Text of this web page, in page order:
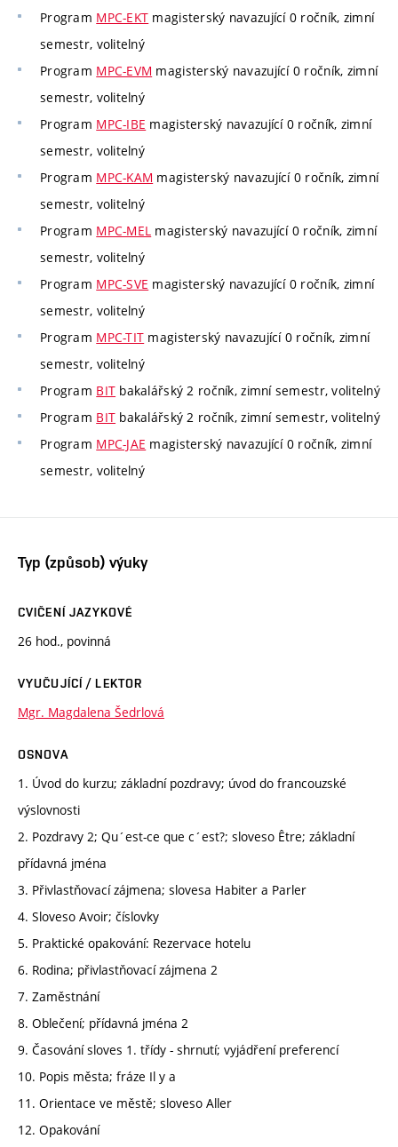
Program MPC-EKT magisterský navazující 0 ročník, zimní
semestr, volitelný
Program MPC-EVM magisterský navazující 0 ročník, zimní
semestr, volitelný
Program MPC-IBE magisterský navazující 0 ročník, zimní
semestr, volitelný
Program MPC-KAM magisterský navazující 0 ročník, zimní
semestr, volitelný
Program MPC-MEL magisterský navazující 0 ročník, zimní
semestr, volitelný
Program MPC-SVE magisterský navazující 0 ročník, zimní
semestr, volitelný
Program MPC-TIT magisterský navazující 0 ročník, zimní
semestr, volitelný
Program BIT bakalářský 2 ročník, zimní semestr, volitelný
Program BIT bakalářský 2 ročník, zimní semestr, volitelný
Program MPC-JAE magisterský navazující 0 ročník, zimní
semestr, volitelný
Typ (způsob) výuky
CVIČENÍ JAZYKOVÉ
26 hod., povinná
VYUČUJÍCÍ / LEKTOR
Mgr. Magdalena Šedrlová
OSNOVA
1. Úvod do kurzu; základní pozdravy; úvod do francouzské
výslovnosti
2. Pozdravy 2; Qu´est-ce que c´est?; sloveso Être; základní
přídavná jména
3. Přivlastňovací zájmena; slovesa Habiter a Parler
4. Sloveso Avoir; číslovky
5. Praktické opakování: Rezervace hotelu
6. Rodina; přivlastňovací zájmena 2
7. Zaměstnání
8. Oblečení; přídavná jména 2
9. Časování sloves 1. třídy - shrnutí; vyjádření preferencí
10. Popis města; fráze Il y a
11. Orientace ve městě; sloveso Aller
12. Opakování